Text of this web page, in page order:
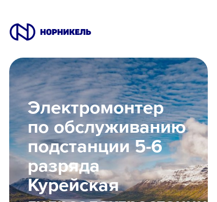
Вакансии
Производство
Офис
IT
Электромонтер
по обслуживанию
подстанции 5-6
разряда
Курейская